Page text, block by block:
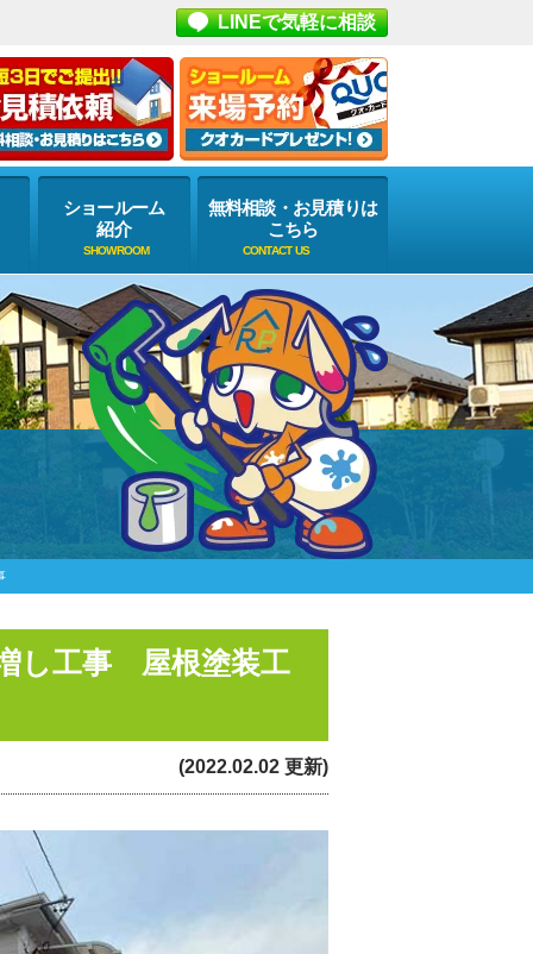
LINEで気軽に相談
ショールーム
紹介
無料相談・お見積りは
こちら
し工事 屋根塗装工
(2022.02.02 更新)